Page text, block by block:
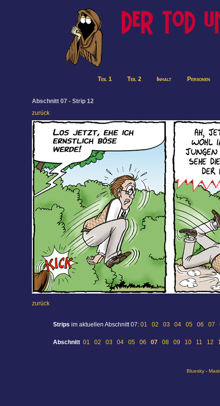
Teil 1 Teil 2 Inhalt Personen
Abschnitt 07 - Strip 12
zurück
zurück
Strips im aktuellen Abschnitt 07: 01 02 03 04 05 06 07
Abschnitt 01 02 03 04 05 06 07 08 09 10 11 12
Bluesky-